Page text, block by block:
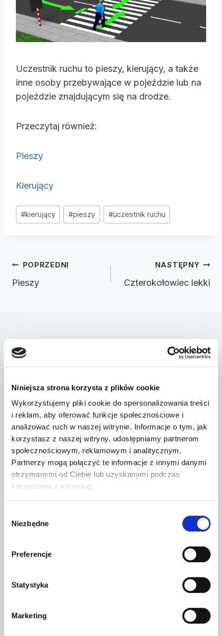
Niniejsza strona korzysta z plików cookie
Wykorzystujemy pliki cookie do spersonalizowania treści
i reklam, aby oferować funkcje społecznościowe i
analizować ruch w naszej witrynie. Informacje o tym, jak
korzystasz z naszej witryny, udostępniamy partnerom
społecznościowym, reklamowym i analitycznym.
Partnerzy mogą połączyć te informacje z innymi danymi
otrzymanymi od Ciebie lub uzyskanymi podczas
korzystania z ich usług.
zgody
Niezbędne
Preferencje
Statystyka
Marketing
Uczestnik ruchu to pieszy, kierujący, a także
inne osoby przebywające w pojeździe lub na
pojeździe znajdującym się na drodze.
Przeczytaj również:
Pieszy
Kierujący
Tagi
wpisu:
#kierujący #pieszy #uczestnik ruchu
Nawigacja
wpisu
POPRZEDNI
Pieszy
NASTĘPNY
Czterokołowiec lekki
Podobne wpisy
Dr Prawko odpowiada: Czy w tej
sytuacji masz obowiązek zachować
szczegó…
Przez 2022-03-13